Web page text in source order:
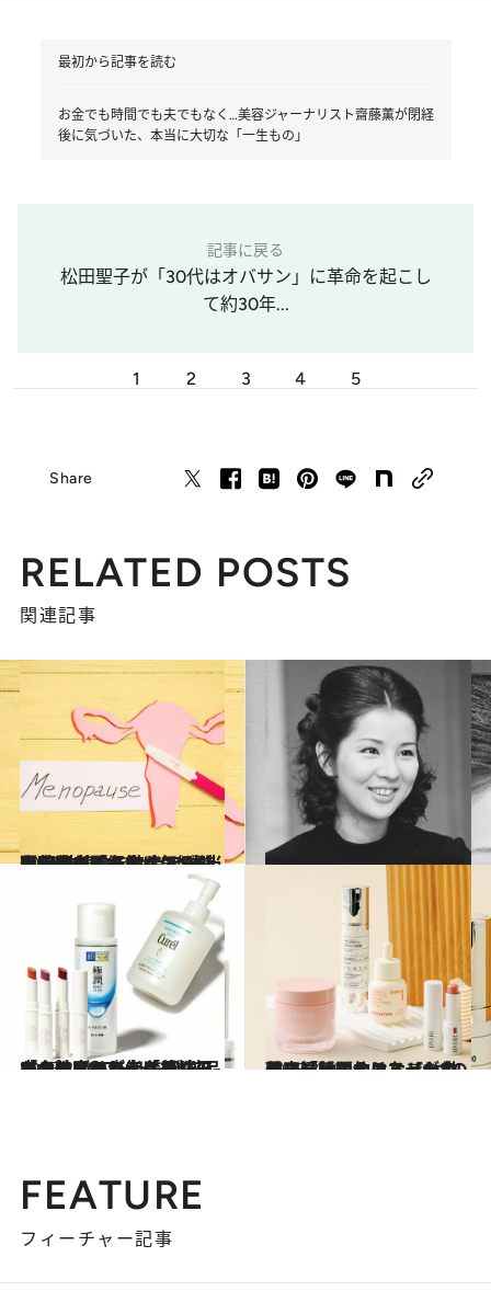
最初から記事を読む
お金でも時間でも夫でもなく…美容ジャーナリスト齋藤薫が閉経
後に気づいた、本当に大切な「一生もの」
記事に戻る
松田聖子が「30代はオバサン」に革命を起こし
て約30年...
1 2 3 4 5
Share
RELATED POSTS
関連記事
2025.9.11
【#1を読む】お金でも時間でも夫でもなく…伝説の美容ジャーナリスト・齋藤薫が閉経後に気づいた“人生100年時代”に本当に大切な「一生もの」
カルチャー 2025.9.11
【#2を読む】一度だけ強く後悔した“母にならなかった人生”…そのとき力をくれた「吉永小百合」の約50年前の言葉とは？
カルチャー
2025.2.28
「女性らしい」「美しい」はNGワード、化粧品ブランドの広告は男性アイドルばかり… 美容ジャーナリストが考える《日本の美容はどこへ行くのか？》
ビューティ＆ヘルス 2025.3.19
美容ジャーナリストが考える「韓国人はなぜ、世界の憧れの的となったのか？」話題のコスメとカルチャーからみる【6つの理由】
ビューティ＆ヘルス
FEATURE
フィーチャー記事